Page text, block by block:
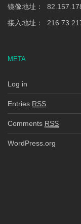
镜像地址：
接入地址：
META
Log in
Entries RSS
Comments RSS
WordPress.org